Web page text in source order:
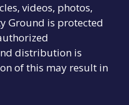
videos, photos,
Ground is protected
distribution is
of this may result in